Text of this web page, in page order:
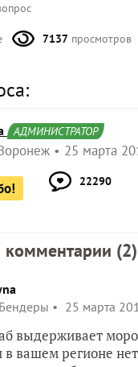
7137 просмотров
АДМИНИСТРАТОР
25 марта
22290
комментарии (2)
Бендеры 25 марта
выдерживает
в вашем регионе